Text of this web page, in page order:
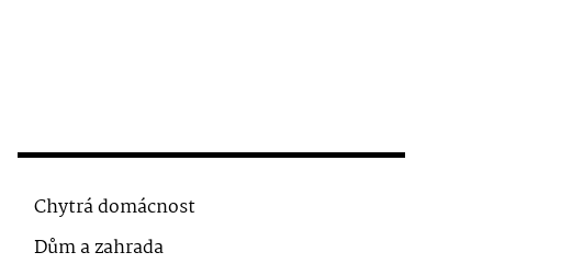
Chytrá domácnost
Dům a zahrada